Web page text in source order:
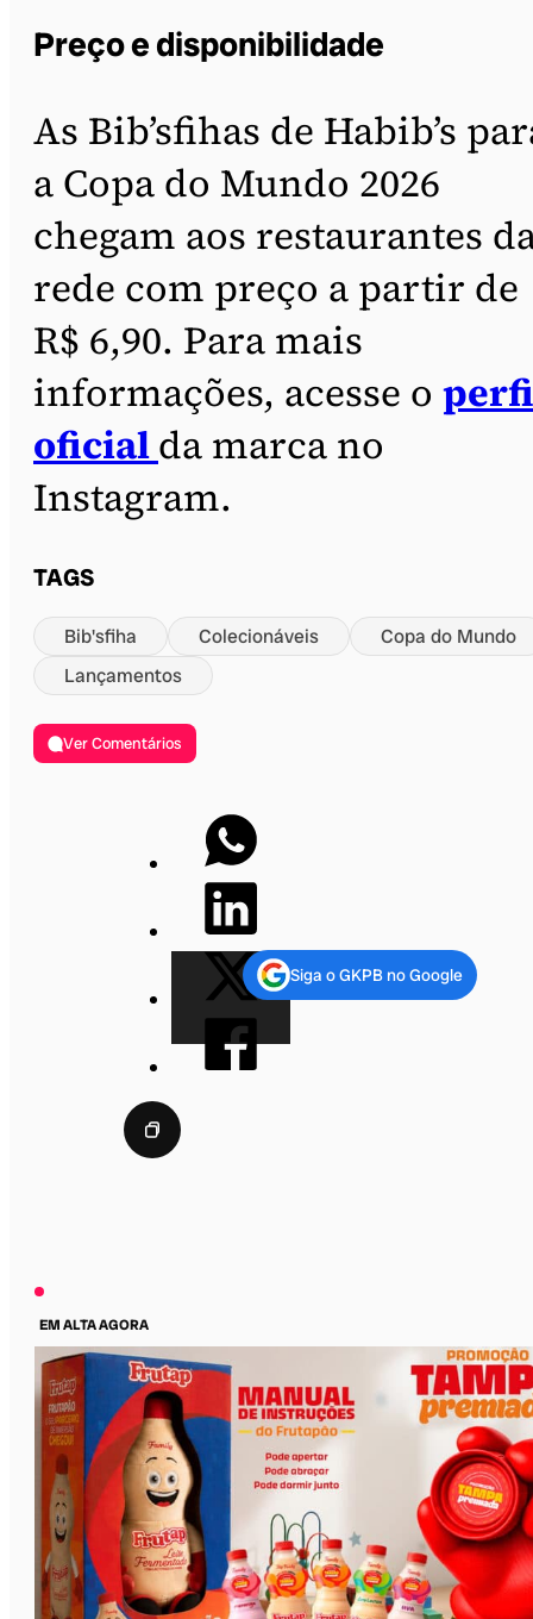
Preço e disponibilidade
As Bib’sfihas de Habib’s
a Copa do Mundo 2026
chegam aos restaurantes
rede com preço a partir de
R$ 6,90. Para mais
informações, acesse o
oficialda marca no
Instagram.
TAGS
Bib'sfiha Colecionáveis
Copa do Mundo
Lançamentos
Ver Comentários
Siga o GKPB no Google
EM ALTA AGORA